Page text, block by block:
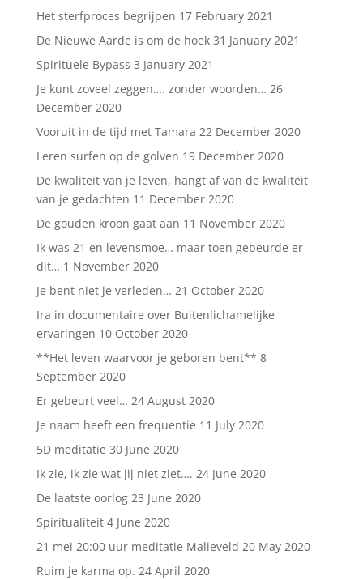
Het sterfproces begrijpen 17 February 2021
De Nieuwe Aarde is om de hoek 31 January 2021
Spirituele Bypass 3 January 2021
Je kunt zoveel zeggen…. zonder woorden… 26
December 2020
Vooruit in de tijd met Tamara 22 December 2020
Leren surfen op de golven 19 December 2020
De kwaliteit van je leven, hangt af van de kwaliteit
van je gedachten 11 December 2020
De gouden kroon gaat aan 11 November 2020
Ik was 21 en levensmoe… maar toen gebeurde er
dit… 1 November 2020
Je bent niet je verleden… 21 October 2020
Ira in documentaire over Buitenlichamelijke
ervaringen 10 October 2020
**Het leven waarvoor je geboren bent** 8
September 2020
Er gebeurt veel… 24 August 2020
Je naam heeft een frequentie 11 July 2020
5D meditatie 30 June 2020
Ik zie, ik zie wat jij niet ziet…. 24 June 2020
De laatste oorlog 23 June 2020
Spiritualiteit 4 June 2020
21 mei 20:00 uur meditatie Malieveld 20 May 2020
Ruim je karma op. 24 April 2020